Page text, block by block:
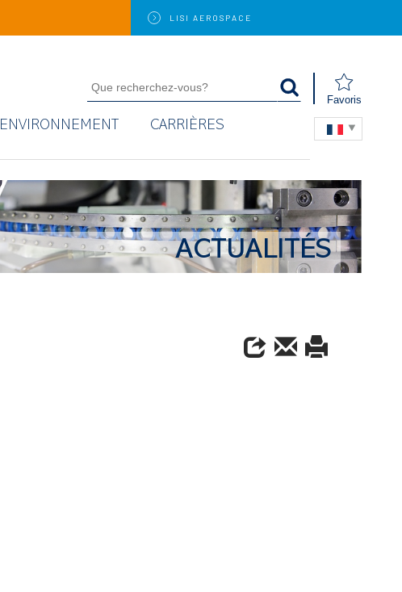
LISI AEROSPACE
Favoris
ENVIRONNEMENT
CARRIÈRES
ACTUALITÉS